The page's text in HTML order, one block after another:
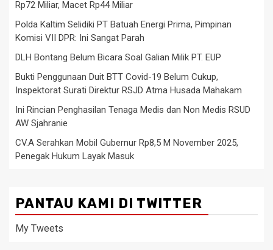
Rp72 Miliar, Macet Rp44 Miliar
Polda Kaltim Selidiki PT Batuah Energi Prima, Pimpinan
Komisi VII DPR: Ini Sangat Parah
DLH Bontang Belum Bicara Soal Galian Milik PT. EUP
Bukti Penggunaan Duit BTT Covid-19 Belum Cukup,
Inspektorat Surati Direktur RSJD Atma Husada Mahakam
Ini Rincian Penghasilan Tenaga Medis dan Non Medis RSUD
AW Sjahranie
CV.A Serahkan Mobil Gubernur Rp8,5 M November 2025,
Penegak Hukum Layak Masuk
PANTAU KAMI DI TWITTER
My Tweets